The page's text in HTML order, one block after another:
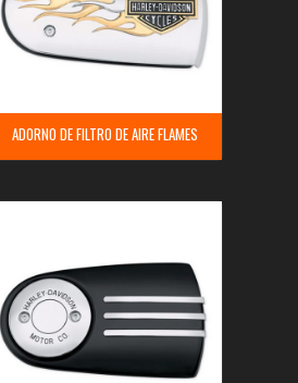
ADORNO DE FILTRO DE AIRE FLAMES